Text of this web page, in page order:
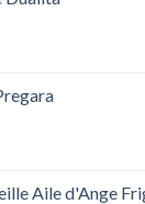
Aile d'Ange